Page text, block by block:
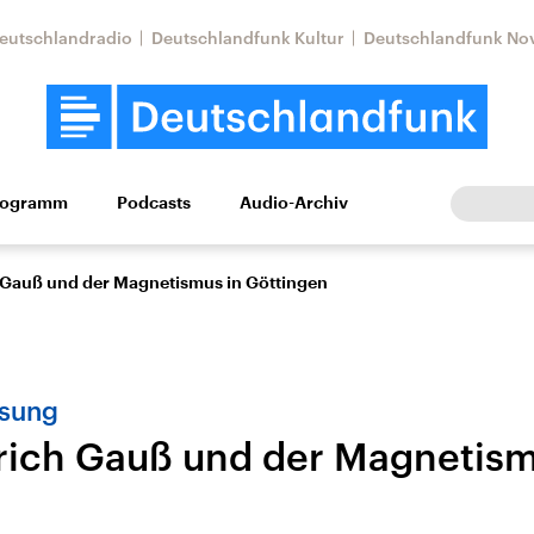
Deutschlandfunk Kultur Deutschlandfunk
Wissen Kultur Europa
Beiträge,
Podcasts Audio-Archiv
und der Magnetismus in Göttingen
Gauß und der